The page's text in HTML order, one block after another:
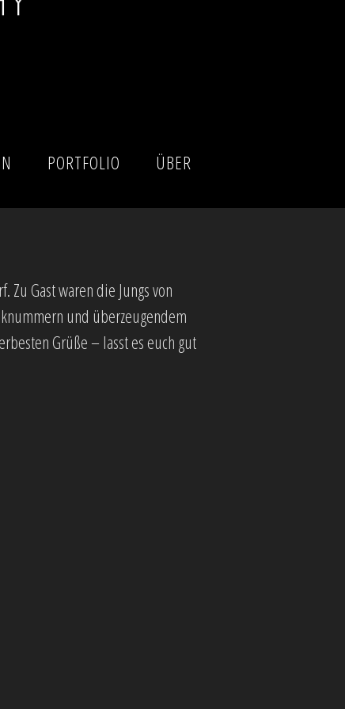
PORTFOLIO ÜBER
Zu Gast waren die Jungs von
und überzeugendem
Grüße – lasst es euch gut